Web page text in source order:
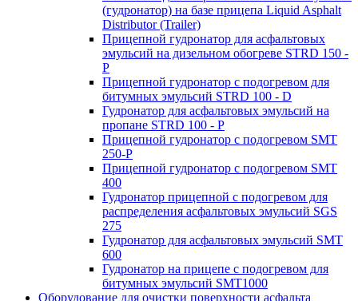
(гудронатор) на базе прицепа Liquid Asphalt
Distributor (Trailer)
Прицепной гудронатор для асфальтовых
эмульсий на дизельном обогреве STRD 150 -
Р
Прицепной гудронатор с подогревом для
битумных эмульсий STRD 100 - D
Гудронатор для асфальтовых эмульсий на
пропане STRD 100 - P
Прицепной гудронатор с подогревом SMT
250-P
Прицепной гудронатор с подогревом SMT
400
Гудронатор прицепной с подогревом для
распределения асфальтовых эмульсий SGS
275
Гудронатор для асфальтовых эмульсий SMT
600
Гудронатор на прицепе с подогревом для
битумных эмульсий SMT1000
Оборудование для очистки поверхности асфальта